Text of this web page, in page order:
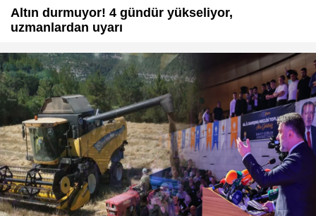
Altın durmuyor! 4 gündür yükseliyor,
uzmanlardan uyarı